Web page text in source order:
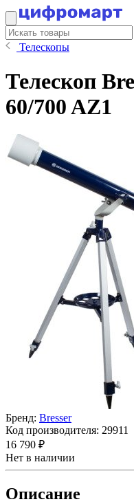
Телескопы
Телескоп
60/700 AZ1
Бренд: Bresser
Код производителя: 29911
16 790 ₽
Нет в наличии
Описание